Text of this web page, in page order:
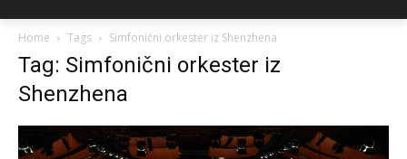
Home Tags Simfonični orkester iz Shenzhena
Tag: Simfonični orkester iz
Shenzhena